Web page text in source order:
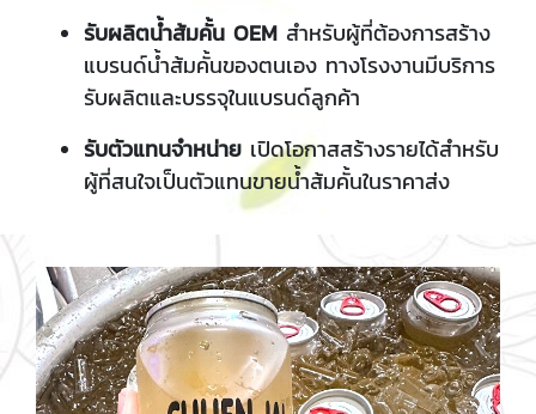
รับผลิตน้ำส้มคั้น OEM สำหรับผู้ที่ต้องการสร้าง
แบรนด์น้ำส้มคั้นของตนเอง ทางโรงงานมีบริการ
รับผลิตและบรรจุในแบรนด์ลูกค้า
รับตัวแทนจำหน่าย เปิดโอกาสสร้างรายได้สำหรับ
ผู้ที่สนใจเป็นตัวแทนขายน้ำส้มคั้นในราคาส่ง